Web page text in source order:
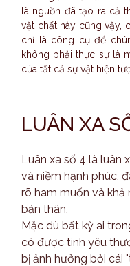
là nguồn đã tạo ra cả
vật chất này cũng vậy,
chỉ là công cụ để
không phải thực sự là
của tất cả sự vật hiện
LUÂN XA
Luân xa số 4 là luân
và niềm hạnh phúc,
rõ ham muốn và khả
bản thân.
Mặc dù bất kỳ ai
có được tình yêu
bị ảnh hưởng bởi cái